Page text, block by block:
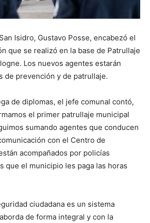
Isidro, Gustavo Posse, encabezó el
que se realizó en la base de Patrullaje
Los nuevos agentes estarán
de prevención y de patrullaje.
de diplomas, el jefe comunal contó,
el primer patrullaje municipal
sumando agentes que conducen
con el Centro de
acompañados por policías
que el municipio les paga las horas
ciudadana es un sistema
de forma integral y con la